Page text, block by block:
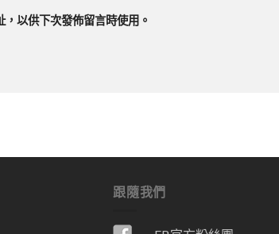
以供下次發佈留言時使用。
跟隨我們